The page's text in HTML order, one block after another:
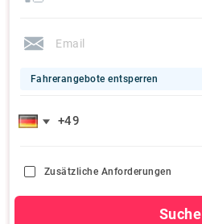
Fahrerangebote entsperren
Zusätzliche Anforderungen
Suche